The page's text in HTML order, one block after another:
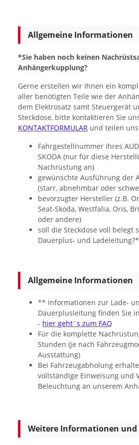
Allgemeine Informationen
*Sie haben noch keinen
Anhängerkupplung?
Gerne erstellen wir Ihnen ein
aller benötigten Teile wie der
dem Elektrosatz samt Steuergerät
Steckdose, bitte kontaktieren Sie
KONTAKTFORMULAR und teilen
Fahrgestellnummer Ihres
SKODA (nur für diese
Nachrüstung an)
gewünschte Ausführung der
(starr, abnehmbar oder
bevorzugter Hersteller (z.B.
Seat-Skoda, Westfalia, Oris,
oder andere)
soll die Steckdose voll belegt
Dauerplus- und
Allgemeine Informationen
** Informationen zur Lade-
Dauerplusleitung finden Sie
- hier geht´s zum FAQ
Für die komplette
Stunden (je nach
Ausstattung)
Bei Fahrzeugabholung
vollständige Einweisung und
Beleuchtung an unserem
Weitere Informationen und